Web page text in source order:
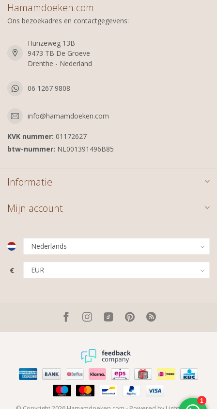
Hamamdoeken.com
Ons bezoekadres en contactgegevens:
Hunzeweg 13B
9473 TB De Groeve
Drenthe - Nederland
06 1267 9808
info@hamamdoeken.com
KVK nummer: 01172627
btw-nummer: NL001391496B85
Informatie
Mijn account
€